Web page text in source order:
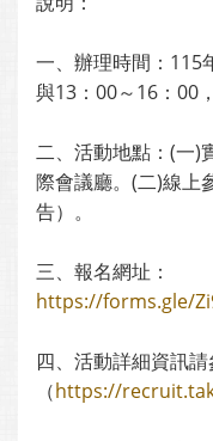
一、辦理時間：115
與13：00～16：00
二、活動地點：(一)
際會議廳。(二)線上
告）。
三、報名網址：
https://forms.gle/
四、活動詳細資訊
（https://